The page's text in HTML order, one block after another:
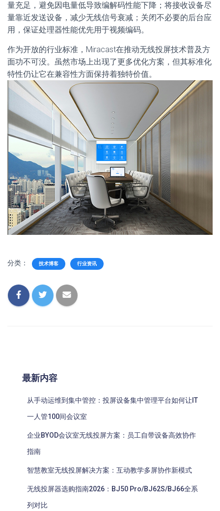
量充足，避免因电量低导致编解码性能下降；将接收设备尽
量靠近发送设备，减少无线信号衰减；关闭不必要的后台应
用，保证处理器性能优先用于视频编码。
作为开放的行业标准，Miracast在推动无线投屏技术普及方
面功不可没。虽然市场上出现了更多优化方案，但其标准化
特性仍让它在兼容性方面保持着独特价值。
分类： 技术博客 行业资讯
最新内容
从手动运维到集中管控：投屏设备集中管理平台如何让IT
一人管100间会议室
企业BYOD会议室无线投屏方案：员工自带设备高效协作
指南
智慧教室无线投屏解决方案：互动教学多屏协作新模式
无线投屏器选购指南2026：BJ50 Pro/BJ62S/BJ66全系
列对比